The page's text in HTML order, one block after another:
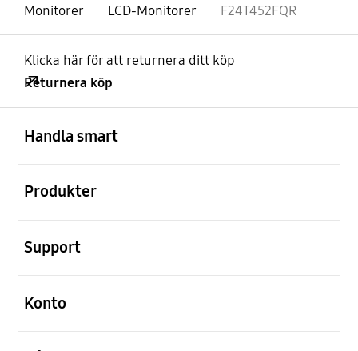
Monitorer
LCD-Monitorer F24T452FQR
Klicka här för att returnera ditt köp
Returnera köp
Handla smart
Produkter
Support
Konto